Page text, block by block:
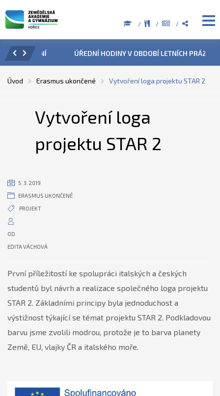
ÚŘEDNÍ HODINY V OBDOBÍ LETNÍCH PRÁZDNIN
Úvod Erasmus ukončené Vytvoření loga projektu STAR 2
Vytvoření loga
projektu STAR 2
5. 3. 2019
ERASMUS UKONČENÉ
PROJEKT
OD
EDITA VÁCHOVÁ
První příležitostí ke spolupráci italských a českých
studentů byl návrh a realizace společného loga projektu
STAR 2. Základními principy byla jednoduchost a
výstižnost týkající se témat projektu STAR 2. Podkladovou
barvu jsme zvolili modrou, protože je to barva planety
Země, EU, vlajky ČR a italského moře.